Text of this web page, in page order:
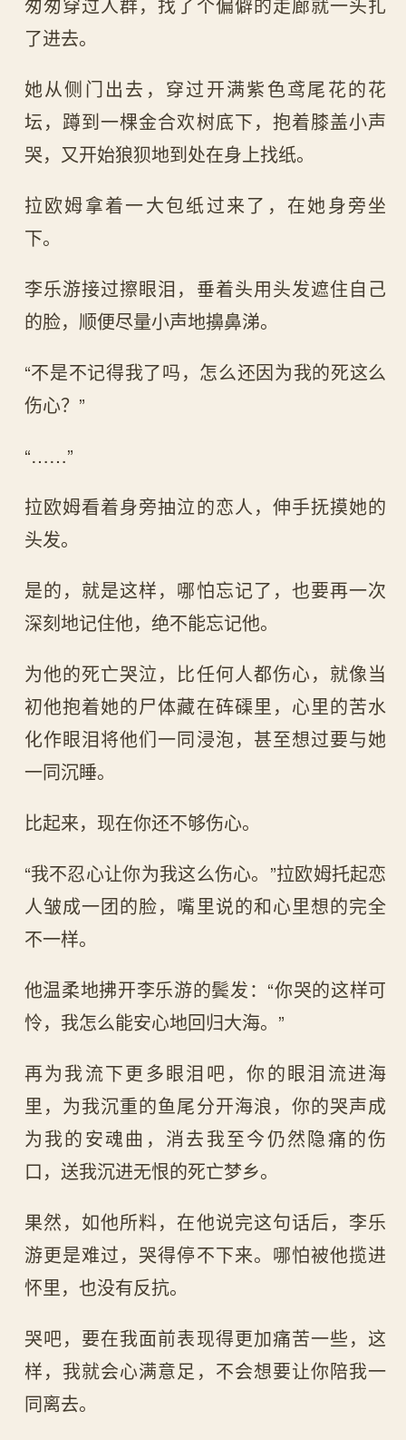
了进去。
她从侧门出去，穿过开满紫色鸢尾花的花
坛，蹲到一棵金合欢树底下，抱着膝盖小声
哭，又开始狼狈地到处在身上找纸。
拉欧姆拿着一大包纸过来了，在她身旁坐
下。
李乐游接过擦眼泪，垂着头用头发遮住自己
的脸，顺便尽量小声地擤鼻涕。
“不是不记得我了吗，怎么还因为我的死这么
伤心？”
“……”
拉欧姆看着身旁抽泣的恋人，伸手抚摸她的
头发。
是的，就是这样，哪怕忘记了，也要再一次
深刻地记住他，绝不能忘记他。
为他的死亡哭泣，比任何人都伤心，就像当
初他抱着她的尸体藏在砗磲里，心里的苦水
化作眼泪将他们一同浸泡，甚至想过要与她
一同沉睡。
比起来，现在你还不够伤心。
“我不忍心让你为我这么伤心。”拉欧姆托起恋
人皱成一团的脸，嘴里说的和心里想的完全
不一样。
他温柔地拂开李乐游的鬓发：“你哭的这样可
怜，我怎么能安心地回归大海。”
再为我流下更多眼泪吧，你的眼泪流进海
里，为我沉重的鱼尾分开海浪，你的哭声成
为我的安魂曲，消去我至今仍然隐痛的伤
口，送我沉进无恨的死亡梦乡。
果然，如他所料，在他说完这句话后，李乐
游更是难过，哭得停不下来。哪怕被他揽进
怀里，也没有反抗。
哭吧，要在我面前表现得更加痛苦一些，这
样，我就会心满意足，不会想要让你陪我一
同离去。